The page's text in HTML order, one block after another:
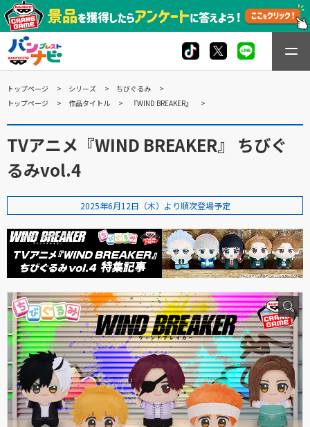
トップページ シリーズ
ちびぐるみ
トップページ
作品タイトル 『WIND BREAKER』
TVアニメ『WIND BREAKER』 ちびぐ
るみvol.4
2025年6月12日（木）より順次登場予定